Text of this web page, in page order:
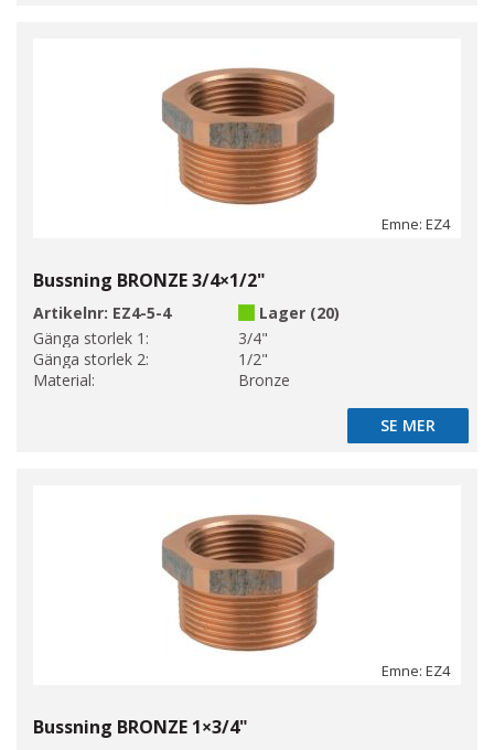
Emne: EZ4
Bussning BRONZE 3/4×1/2"
Artikelnr: EZ4-5-4
Lager (20)
Gänga storlek 1:
3/4"
Gänga storlek 2:
1/2"
Material:
Bronze
SE MER
SE MER
Emne: EZ4
Bussning BRONZE 1×3/4"